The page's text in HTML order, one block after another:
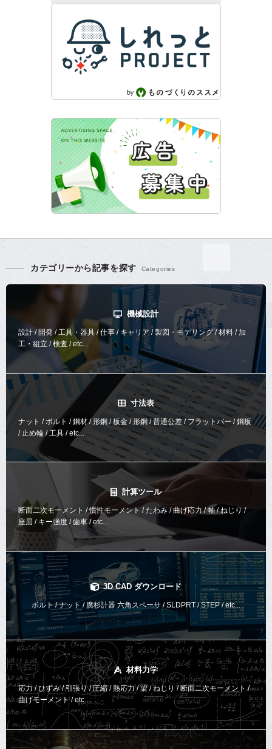
カテゴリーから記事を探す
機械設計
設計 / 開発 / 工具・器具 / 仕事 / キャリア / 製図・モデリング / 材料 / 加
工・組立 / 検査 / etc...
寸法表
ナット / ボルト / 鋼材 / 形鋼 / 板金 / 形鋼 / 普通公差 / フラットバー / 鋼板
/ 止め輪 / 工具 / etc...
計算ツール
断面二次モーメント / 慣性モーメント / たわみ / 曲げ応力 / 軸 / ねじり /
座屈 / キー強度 / 歯車 / etc...
3D CAD ダウンロード
ボルト / ナット / 廣杉計器 六角スペーサ / SLDPRT / STEP / etc...
材料力学
応力 / ひずみ / 引張り / 圧縮 / 熱応力 / 梁 / ねじり / 断面二次モーメント /
曲げモーメント /etc...